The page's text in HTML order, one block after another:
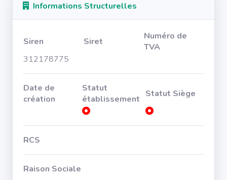
Informations Structurelles
Siren Siret
Numéro de
TVA
312178775
Date de
création
Statut
établissement Statut Siège
RCS
Raison Sociale